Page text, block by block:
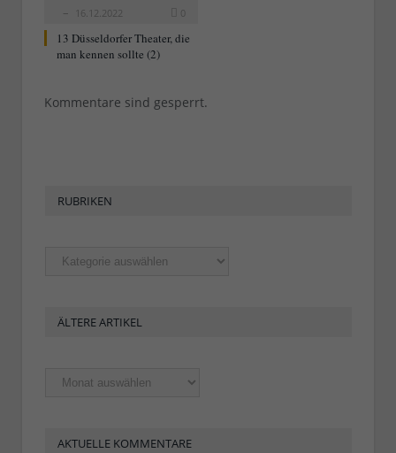
16.12.2022
0
13 Düsseldorfer Theater, die
man kennen sollte (2)
Kommentare sind gesperrt.
RUBRIKEN
Rubriken
ÄLTERE ARTIKEL
Ältere
Artikel
AKTUELLE KOMMENTARE